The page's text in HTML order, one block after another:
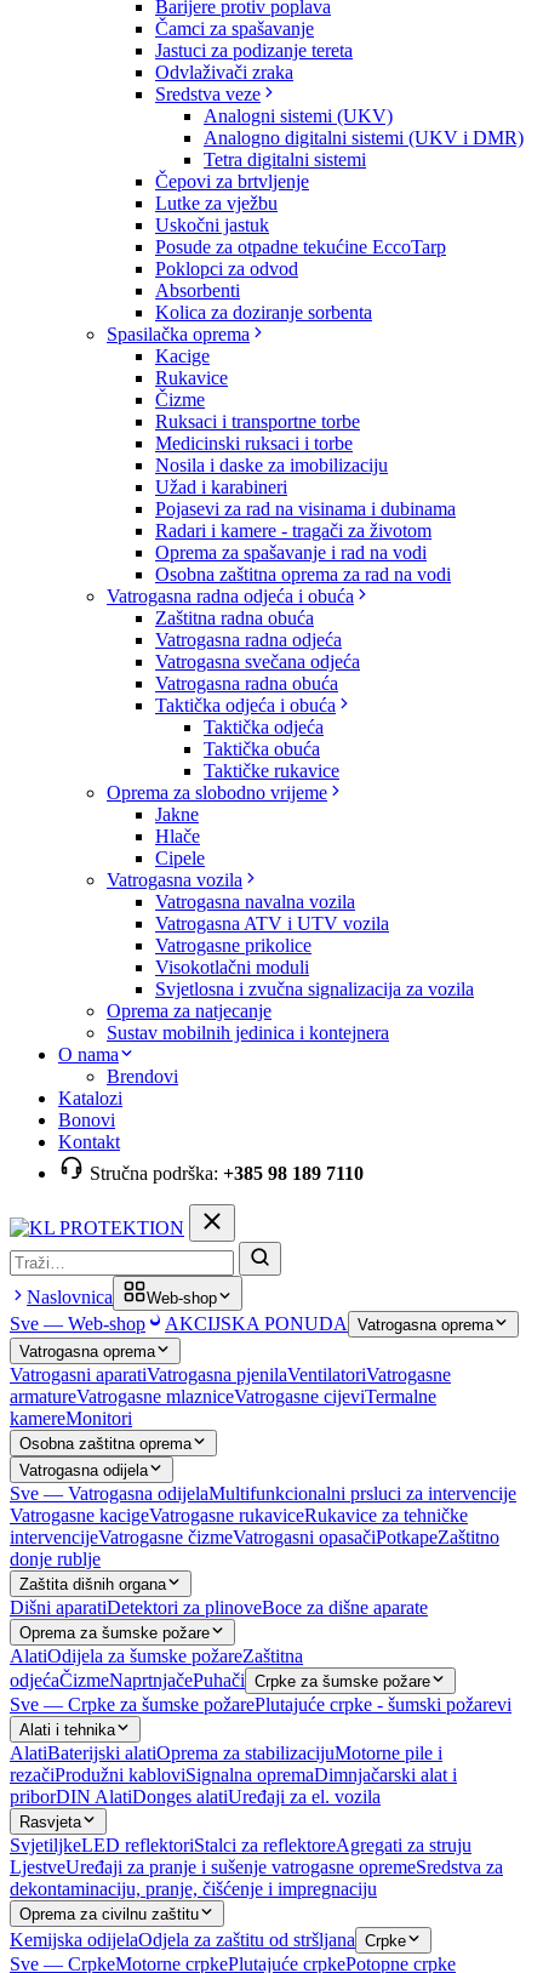
Barijere protiv poplava
Čamci za spašavanje
Jastuci za podizanje tereta
Odvlaživači zraka
Sredstva veze
Analogni sistemi (UKV)
Analogno digitalni sistemi (UKV i DMR)
Tetra digitalni sistemi
Čepovi za brtvljenje
Lutke za vježbu
Uskočni jastuk
Posude za otpadne tekućine EccoTarp
Poklopci za odvod
Absorbenti
Kolica za doziranje sorbenta
Spasilačka oprema
Kacige
Rukavice
Čizme
Ruksaci i transportne torbe
Medicinski ruksaci i torbe
Nosila i daske za imobilizaciju
Užad i karabineri
Pojasevi za rad na visinama i dubinama
Radari i kamere - tragači za životom
Oprema za spašavanje i rad na vodi
Osobna zaštitna oprema za rad na vodi
Vatrogasna radna odjeća i obuća
Zaštitna radna obuća
Vatrogasna radna odjeća
Vatrogasna svečana odjeća
Vatrogasna radna obuća
Taktička odjeća i obuća
Taktička odjeća
Taktička obuća
Taktičke rukavice
Oprema za slobodno vrijeme
Jakne
Hlače
Cipele
Vatrogasna vozila
Vatrogasna navalna vozila
Vatrogasna ATV i UTV vozila
Vatrogasne prikolice
Visokotlačni moduli
Svjetlosna i zvučna signalizacija za vozila
Oprema za natjecanje
Sustav mobilnih jedinica i kontejnera
O nama
Brendovi
Katalozi
Bonovi
Kontakt
Stručna podrška: +385 98 189 7110
Pretraga
Naslovnica Web-shop
Sve — Web-shop AKCIJSKA PONUDA
Vatrogasna oprema
Vatrogasna oprema
Vatrogasni aparatiVatrogasna pjenilaVentilatoriVatrogasne
armatureVatrogasne mlazniceVatrogasne cijeviTermalne
kamereMonitori
Osobna zaštitna oprema
Vatrogasna odijela
Sve — Vatrogasna odijelaMultifunkcionalni prsluci za intervencije
Vatrogasne kacigeVatrogasne rukaviceRukavice za tehničke
intervencijeVatrogasne čizmeVatrogasni opasačiPotkapeZaštitno
donje rublje
Zaštita dišnih organa
Dišni aparatiDetektori za plinoveBoce za dišne aparate
Oprema za šumske požare
AlatiOdijela za šumske požareZaštitna
odjećaČizmeNaprtnjačePuhači Crpke za šumske požare
Sve — Crpke za šumske požarePlutajuće crpke - šumski požarevi
Alati i tehnika
AlatiBaterijski alatiOprema za stabilizacijuMotorne pile i
rezačiProdužni kabloviSignalna opremaDimnjačarski alat i
priborDIN AlatiDonges alatiUređaji za el. vozila
Rasvjeta
SvjetiljkeLED reflektoriStalci za reflektoreAgregati za struju
LjestveUređaji za pranje i sušenje vatrogasne opremeSredstva za
dekontaminaciju, pranje, čišćenje i impregnaciju
Oprema za civilnu zaštitu
Kemijska odijelaOdjela za zaštitu od stršljana Crpke
Sve — CrpkeMotorne crpkePlutajuće crpkePotopne crpke